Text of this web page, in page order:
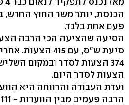
הכנסת, יותר משר החוץ החדש,
פעם אחת בלבד.
הסיעה שהציעה הכי הרבה
סיעת ש"ס, עם 415
הצעות לסדר היום.
ועדת העבודה והרווחה היא